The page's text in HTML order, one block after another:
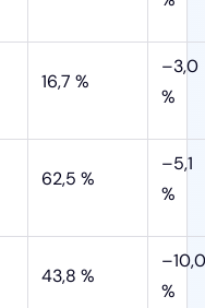
16,7 %
–3,0
%
62,5 %
–5,1
%
43,8 %
–10,0
%